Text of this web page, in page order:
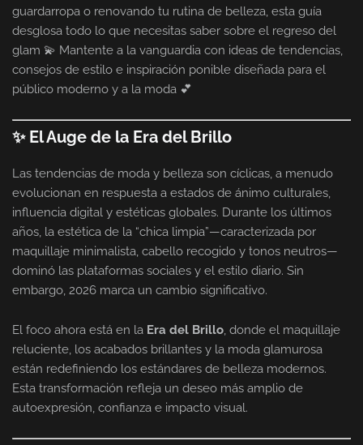
guardarropa o renovando tu rutina de belleza, esta guía
desglosa todo lo que necesitas saber sobre el regreso del
glam 💫 Mantente a la vanguardia con ideas de tendencias,
consejos de estilo e inspiración ponible diseñada para el
público moderno y a la moda 💕
✨ El Auge de la Era del Brillo
Las tendencias de moda y belleza son cíclicas, a menudo
evolucionan en respuesta a estados de ánimo culturales,
influencia digital y estéticas globales. Durante los últimos
años, la estética de la “chica limpia”—caracterizada por
maquillaje minimalista, cabello recogido y tonos neutros—
dominó las plataformas sociales y el estilo diario. Sin
embargo, 2026 marca un cambio significativo.
El foco ahora está en la Era del Brillo, donde el maquillaje
reluciente, los acabados brillantes y la moda glamurosa
están redefiniendo los estándares de belleza modernos.
Esta transformación refleja un deseo más amplio de
autoexpresión, confianza e impacto visual.